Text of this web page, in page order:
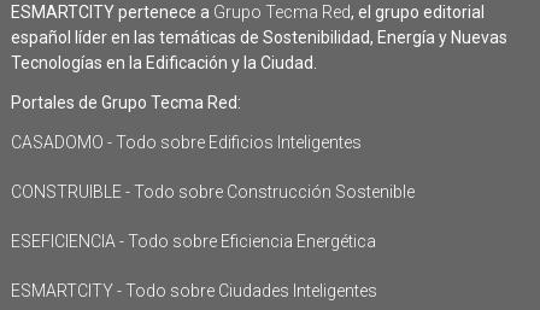
ESMARTCITY pertenece a Grupo Tecma Red, el grupo editorial
español líder en las temáticas de Sostenibilidad, Energía y Nuevas
Tecnologías en la Edificación y la Ciudad.
Portales de Grupo Tecma Red:
CASADOMO - Todo sobre Edificios Inteligentes
CONSTRUIBLE - Todo sobre Construcción Sostenible
ESEFICIENCIA - Todo sobre Eficiencia Energética
ESMARTCITY - Todo sobre Ciudades Inteligentes